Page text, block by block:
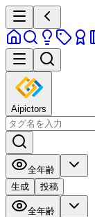
Aipictors
全年齢
生成
投稿
全年齢